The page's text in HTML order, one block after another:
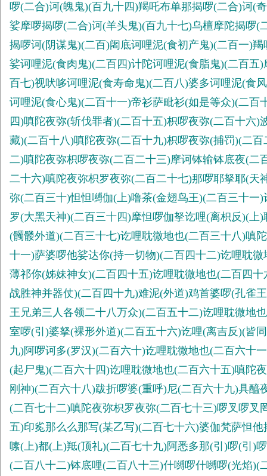
啰(二合)诃(魄鬼)(百九十四)羯吒布单那揭啰(二合)诃(
娑摩啰揭啰(二合)诃(羊头鬼)(百九十七)乌檀摩陀揭啰
揭啰诃(阴谋鬼)(二百)阇底诃哩泥(食初产鬼)(二百一)
娑诃哩泥(食肉鬼)(二百四)计陀诃哩泥(食脂鬼)(二百
百七)视吠哆诃哩泥(食寿命鬼)(二百八)婆多诃哩泥(食
诃哩泥(食心鬼)(二百十一)帝衫萨毗衫(如是等众)(二
四)嗔陀夜弥(斩伐罪者)(二百十五)枳啰夜弥(二百十六
藏)(二百十八)嗔陀夜弥(二百十九)枳啰夜弥(捕罚)(二
二)嗔陀夜弥枳啰夜弥(二百二十三)摩诃钵输钵底夜(
二十六)嗔陀夜弥枳罗夜弥(二百二十七)那啰耶拏耶(
弥(二百三十)怛怛嚩伽(上)噜茶(金翅鸟王)(二百三十
罗(大黑天神)(二百三十四)摩怛啰伽拏讫哩(离枳反)(
(髑髅外道)(二百三十七)讫哩耽微地也(二百三十八)嗔
十一)萨婆啰他娑达你(持一切物)(二百四十二)讫哩耽
薄祁你(姊妹神女)(二百四十五)讫哩耽微地也(二百四
战胜神并器仗)(二百四十九)难泥(外道)鸡首婆啰(孔雀
王兄弟三人各领二十八万众)(二百五十二)讫哩耽微地
室啰(引)婆拏(裸形外道)(二百五十六)讫哩(离吉反)(皆
九)阿啰诃多(罗汉)(二百六十)讫哩耽微地也(二百六十
(起尸鬼)(二百六十四)讫哩耽微地也(二百六十五)嗔陀
刚神)(二百六十八)跋折啰婆(重呼)尼(二百六十九)具
(二百七十二)嗔陀夜弥枳罗夜弥(二百七十三)啰叉啰
五)印㝹那么么那写(某乙写)(二百七十六)婆伽梵萨怛
嗉(上)都(上)羝(顶礼)(二百七十九)阿悉多那(引)啰(引)
(二百八十二)钵底哩(二百八十三)什嚩啰什嚩啰(光焰